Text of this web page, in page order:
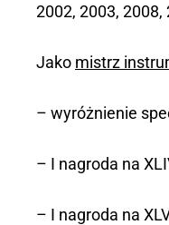
2002, 2003, 2008,
Jako mistrz
– wyróżnienie
– I nagroda na
– I nagroda na